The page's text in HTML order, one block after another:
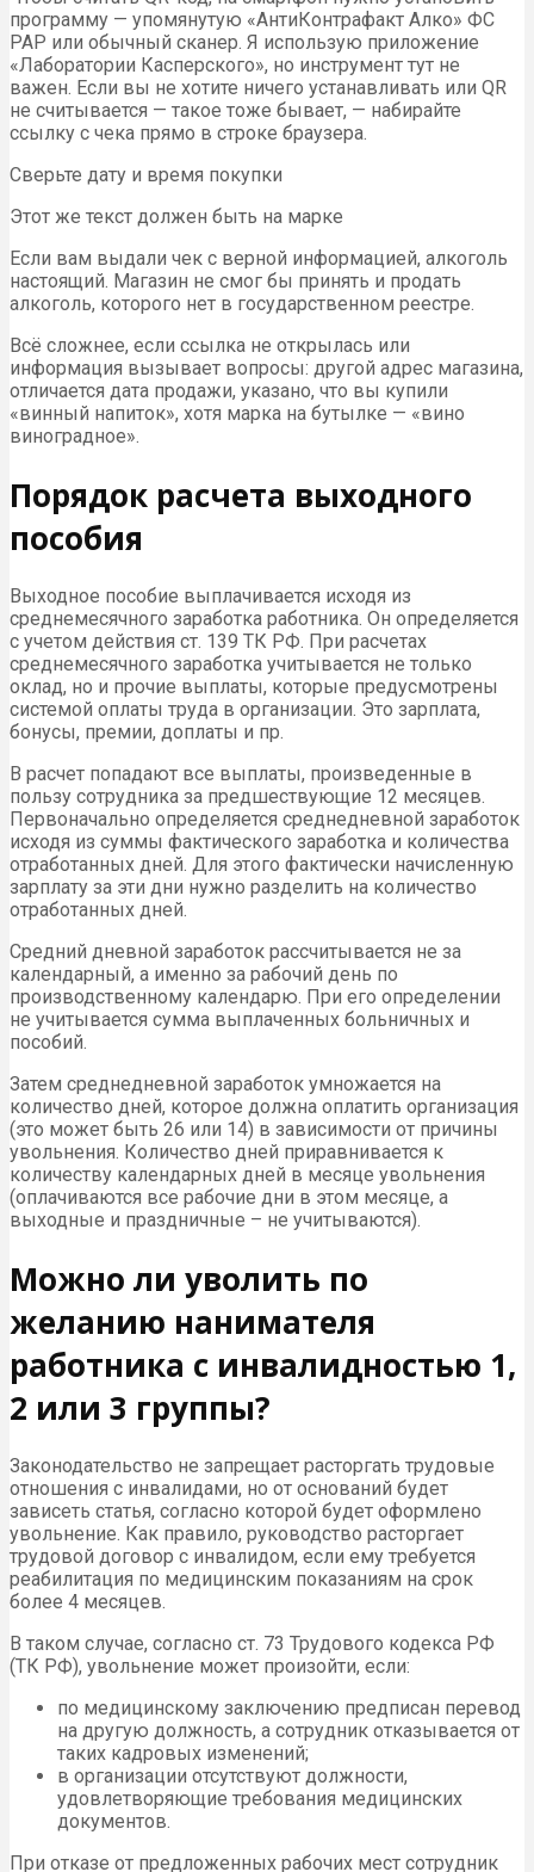
программу — упомянутую «АнтиКонтрафакт Алко» ФС
РАР или обычный сканер. Я использую приложение
«Лаборатории Касперского», но инструмент тут не
важен. Если вы не хотите ничего устанавливать или QR
не считывается — такое тоже бывает, — набирайте
ссылку с чека прямо в строке браузера.
Сверьте дату и время покупки
Этот же текст должен быть на марке
Если вам выдали чек с верной информацией, алкоголь
настоящий. Магазин не смог бы принять и продать
алкоголь, которого нет в государственном реестре.
Всё сложнее, если ссылка не открылась или
информация вызывает вопросы: другой адрес магазина,
отличается дата продажи, указано, что вы купили
«винный напиток», хотя марка на бутылке — «вино
виноградное».
Порядок расчета выходного
пособия
Выходное пособие выплачивается исходя из
среднемесячного заработка работника. Он определяется
с учетом действия ст. 139 ТК РФ. При расчетах
среднемесячного заработка учитывается не только
оклад, но и прочие выплаты, которые предусмотрены
системой оплаты труда в организации. Это зарплата,
бонусы, премии, доплаты и пр.
В расчет попадают все выплаты, произведенные в
пользу сотрудника за предшествующие 12 месяцев.
Первоначально определяется среднедневной заработок
исходя из суммы фактического заработка и количества
отработанных дней. Для этого фактически начисленную
зарплату за эти дни нужно разделить на количество
отработанных дней.
Средний дневной заработок рассчитывается не за
календарный, а именно за рабочий день по
производственному календарю. При его определении
не учитывается сумма выплаченных больничных и
пособий.
Затем среднедневной заработок умножается на
количество дней, которое должна оплатить организация
(это может быть 26 или 14) в зависимости от причины
увольнения. Количество дней приравнивается к
количеству календарных дней в месяце увольнения
(оплачиваются все рабочие дни в этом месяце, а
выходные и праздничные – не учитываются).
Можно ли уволить по
желанию нанимателя
работника с инвалидностью 1,
2 или 3 группы?
Законодательство не запрещает расторгать трудовые
отношения с инвалидами, но от оснований будет
зависеть статья, согласно которой будет оформлено
увольнение. Как правило, руководство расторгает
трудовой договор с инвалидом, если ему требуется
реабилитация по медицинским показаниям на срок
более 4 месяцев.
В таком случае, согласно ст. 73 Трудового кодекса РФ
(ТК РФ), увольнение может произойти, если:
по медицинскому заключению предписан перевод
на другую должность, а сотрудник отказывается от
таких кадровых изменений;
в организации отсутствуют должности,
удовлетворяющие требования медицинских
документов.
При отказе от предложенных рабочих мест сотрудник